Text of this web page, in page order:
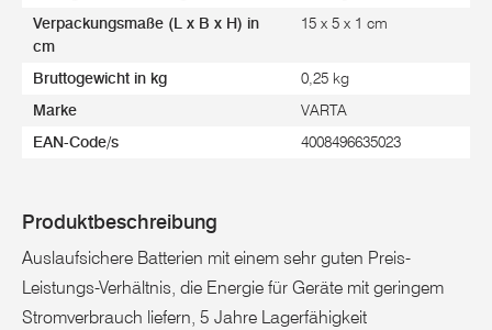
Verpackungsmaße (L x B x H) in
cm
15 x 5 x 1 cm
Bruttogewicht in kg 0,25 kg
Marke VARTA
EAN-Code/s 4008496635023
Produktbeschreibung
Auslaufsichere Batterien mit einem sehr guten Preis-
Leistungs-Verhältnis, die Energie für Geräte mit geringem
Stromverbrauch liefern, 5 Jahre Lagerfähigkeit